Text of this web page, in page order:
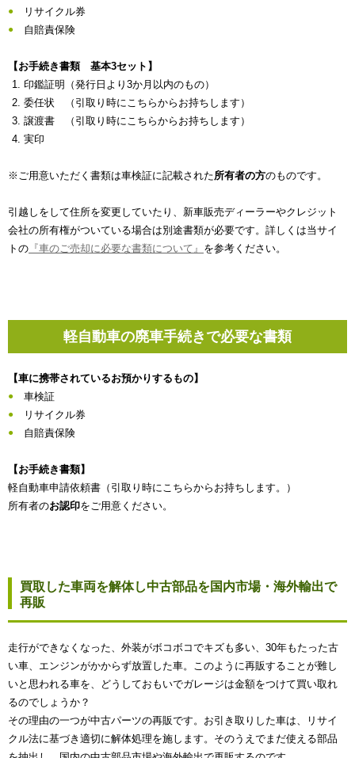
リサイクル券
自賠責保険
【お手続き書類 基本3セット】
印鑑証明（発行日より3か月以内のもの）
委任状 （引取り時にこちらからお持ちします）
譲渡書 （引取り時にこちらからお持ちします）
実印
※ご用意いただく書類は車検証に記載された所有者の方のものです。
引越しをして住所を変更していたり、新車販売ディーラーやクレジット
会社の所有権がついている場合は別途書類が必要です。詳しくは当サイ
トの 『車のご売却に必要な書類について』 を参考ください。
軽自動車の廃車手続きで必要な書類
【車に携帯されているお預かりするもの】
車検証
リサイクル券
自賠責保険
【お手続き書類】
軽自動車申請依頼書（引取り時にこちらからお持ちします。）
所有者のお認印をご用意ください。
買取した車両を解体し中古部品を国内市場・海外輸出で
再販
走行ができなくなった、外装がボコボコでキズも多い、30年もたった古
い車、エンジンがかからず放置した車。このように再販することが難し
いと思われる車を、どうしておもいでガレージは金額をつけて買い取れ
るのでしょうか？
その理由の一つが中古パーツの再販です。お引き取りした車は、リサイ
クル法に基づき適切に解体処理を施します。そのうえでまだ使える部品